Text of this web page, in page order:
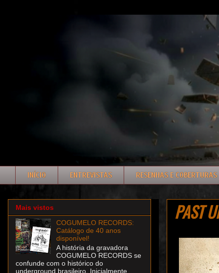
INÍCIO ENTREVISTAS RESENHAS E COBERTURAS
PAST
Mais vistos
COGUMELO RECORDS:
Catálogo de 40 anos
disponível!
A história da gravadora
COGUMELO RECORDS se
confunde com o histórico do
underground brasileiro. Inicialmente